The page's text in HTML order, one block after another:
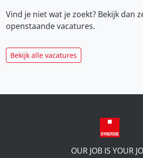
Vind je niet wat je zoekt? Bekijk dan
openstaande vacatures.
Bekijk alle vacatures
OUR JOB IS YOUR